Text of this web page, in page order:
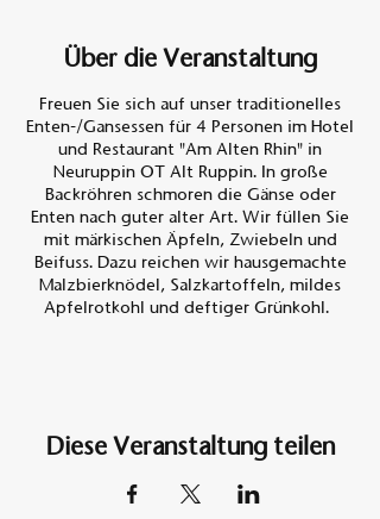
Über die Veranstaltung
Freuen Sie sich auf unser traditionelles
Enten-/Gansessen für 4 Personen im Hotel
und Restaurant "Am Alten Rhin" in
Neuruppin OT Alt Ruppin. In große
Backröhren schmoren die Gänse oder
Enten nach guter alter Art. Wir füllen Sie
mit märkischen Äpfeln, Zwiebeln und
Beifuss. Dazu reichen wir hausgemachte
Malzbierknödel, Salzkartoffeln, mildes
Apfelrotkohl und deftiger Grünkohl.
In der Zeit vom
01.11.2023 bis 22.12.2023 bieten wir in
2 ganze Enten oder 1 ganze Gans für 4
Diese Veranstaltung teilen